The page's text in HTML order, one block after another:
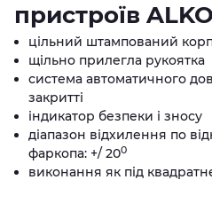
пристроїв
цільний штампований
щільно прилегла рукоятка
система автоматичного
закритті
індикатор безпеки і зносу
діапазон відхилення по
фаркопа: +/ 200
виконання як під